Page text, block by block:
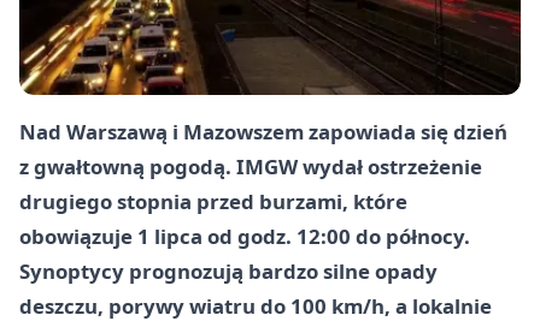
Nad Warszawą i Mazowszem zapowiada się dzień
z gwałtowną pogodą. IMGW wydał ostrzeżenie
drugiego stopnia przed burzami, które
obowiązuje 1 lipca od godz. 12:00 do północy.
Synoptycy prognozują bardzo silne opady
deszczu, porywy wiatru do 100 km/h, a lokalnie